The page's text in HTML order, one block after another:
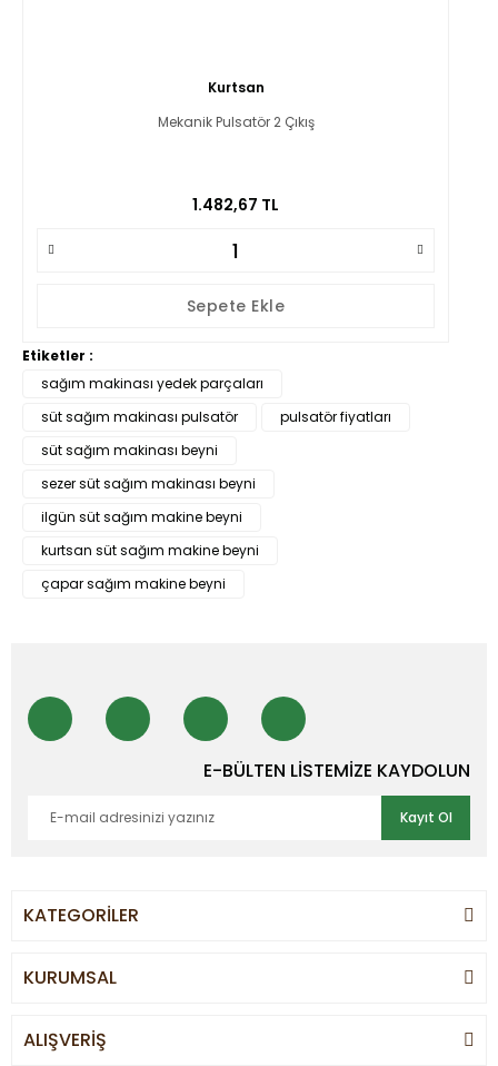
Kurtsan
Mekanik Pulsatör 2 Çıkış
1.482,67 TL
Sepete Ekle
Etiketler :
sağım makinası yedek parçaları
süt sağım makinası pulsatör
pulsatör fiyatları
süt sağım makinası beyni
sezer süt sağım makinası beyni
ilgün süt sağım makine beyni
kurtsan süt sağım makine beyni
çapar sağım makine beyni
E-BÜLTEN LİSTEMİZE KAYDOLUN
Kayıt Ol
KATEGORİLER
KURUMSAL
ALIŞVERİŞ